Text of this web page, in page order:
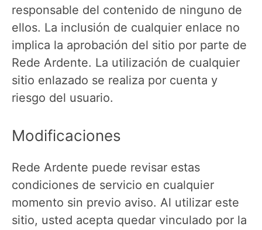
responsable del contenido de ninguno de
ellos. La inclusión de cualquier enlace no
implica la aprobación del sitio por parte de
Rede Ardente. La utilización de cualquier
sitio enlazado se realiza por cuenta y
riesgo del usuario.
Modificaciones
Rede Ardente puede revisar estas
condiciones de servicio en cualquier
momento sin previo aviso. Al utilizar este
sitio, usted acepta quedar vinculado por la